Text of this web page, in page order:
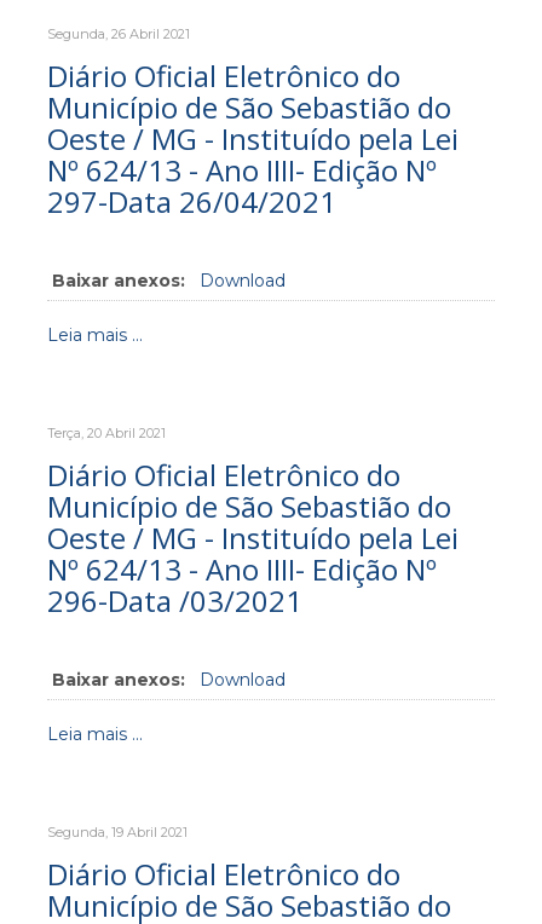
Segunda, 26 Abril 2021
Diário Oficial Eletrônico do
Município de São Sebastião do
Oeste / MG - Instituído pela Lei
Nº 624/13 - Ano IIII- Edição Nº
297-Data 26/04/2021
Baixar anexos: Download
Leia mais ...
Terça, 20 Abril 2021
Diário Oficial Eletrônico do
Município de São Sebastião do
Oeste / MG - Instituído pela Lei
Nº 624/13 - Ano IIII- Edição Nº
296-Data /03/2021
Baixar anexos: Download
Leia mais ...
Segunda, 19 Abril 2021
Diário Oficial Eletrônico do
Município de São Sebastião do